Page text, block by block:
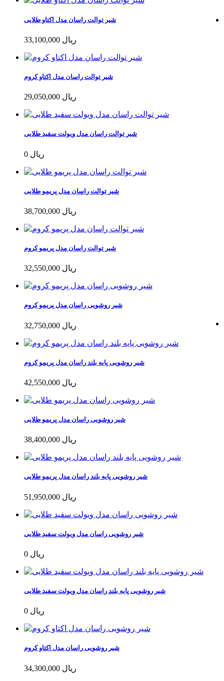
شیر توالت راسان مدل اکتاو طلایی
33,100,000 ریال
شیر توالت راسان مدل اکتاو کروم
29,050,000 ریال
شیر توالت راسان مدل ویولت سفید طلایی
0 ریال
شیر توالت راسان مدل پریمو طلایی
38,700,000 ریال
شیر توالت راسان مدل پریمو کروم
32,550,000 ریال
شیر روشویی راسان مدل پریمو کروم
32,750,000 ریال
شیر روشویی پایه بلند راسان مدل پریمو کروم
42,550,000 ریال
شیر روشویی راسان مدل پریمو طلایی
38,400,000 ریال
شیر روشویی پایه بلند راسان مدل پریمو طلایی
51,950,000 ریال
شیر روشویی راسان مدل ویولت سفید طلایی
0 ریال
شیر روشویی پایه بلند راسان مدل ویولت سفید طلایی
0 ریال
شیر روشویی راسان مدل اکتاو کروم
34,300,000 ریال